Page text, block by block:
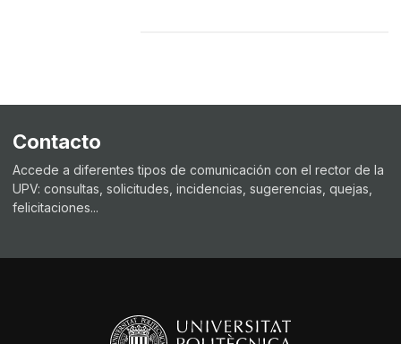
Contacto
Accede a diferentes tipos de comunicación con el rector de la
UPV: consultas, solicitudes, incidencias, sugerencias, quejas,
felicitaciones...